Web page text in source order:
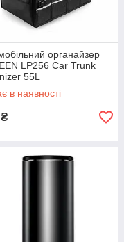
органайзер
LP256 Car Trunk
55L
Alloy(UGR-
в наявності
₴